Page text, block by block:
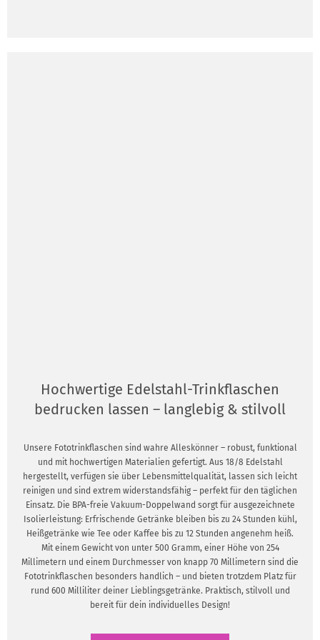
Hochwertige Edelstahl-Trinkflaschen
bedrucken lassen – langlebig & stilvoll
Unsere Fototrinkflaschen sind wahre Alleskönner – robust, funktional
und mit hochwertigen Materialien gefertigt. Aus 18/8 Edelstahl
hergestellt, verfügen sie über Lebensmittelqualität, lassen sich leicht
reinigen und sind extrem widerstandsfähig – perfekt für den täglichen
Einsatz. Die BPA-freie Vakuum-Doppelwand sorgt für ausgezeichnete
Isolierleistung: Erfrischende Getränke bleiben bis zu 24 Stunden kühl,
Heißgetränke wie Tee oder Kaffee bis zu 12 Stunden angenehm heiß.
Mit einem Gewicht von unter 500 Gramm, einer Höhe von 254
Millimetern und einem Durchmesser von knapp 70 Millimetern sind die
Fototrinkflaschen besonders handlich – und bieten trotzdem Platz für
rund 600 Milliliter deiner Lieblingsgetränke. Praktisch, stilvoll und
bereit für dein individuelles Design!